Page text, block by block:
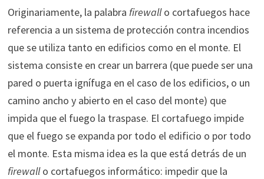
Originariamente, la palabra firewallo cortafuegos hace
referencia a un sistema de protección contra incendios
que se utiliza tanto en edificios como en el monte. El
sistema consiste en crear un barrera (que puede ser una
pared o puerta ignífuga en el caso de los edificios, o un
camino ancho y abierto en el caso del monte) que
impida que el fuego la traspase. El cortafuego impide
que el fuego se expanda por todo el edificio o por todo
el monte. Esta misma idea es la que está detrás de un
firewallo cortafuegos informático: impedir que la